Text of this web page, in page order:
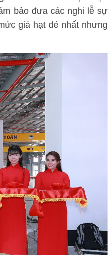
bảo đưa các nghi lễ sự
giá hạt dẻ nhất nhưng